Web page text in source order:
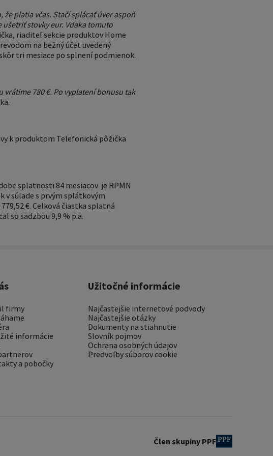
platia včas. Stačí splácať úver aspoň
stovky eur. Vďaka tomuto
riaditeľ sekcie produktov Home
na bežný účet uvedený
tri mesiace po splnení podmienok.
vrátime 780 €. Po vyplatení bonusu tak
k produktom Telefonická pôžička
splatnosti 84 mesiacov je RPMN
v súlade s prvým splátkovým
€. Celková čiastka splatná
so sadzbou 9,9 % p.a.
firmy
informácie
a pobočky
Užitočné informácie
Najčastejšie internetové podvody
Najčastejšie otázky
Dokumenty na stiahnutie
Slovník pojmov
Ochrana osobných údajov
Predvoľby súborov cookie
Člen skupiny PPF